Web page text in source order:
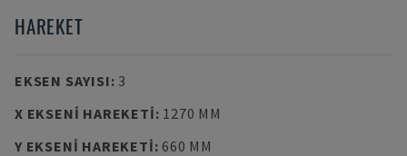
HAREKET
EKSEN SAYISI: 3
X EKSENI HAREKETI: 1270 MM
Y EKSENI HAREKETI: 660 MM